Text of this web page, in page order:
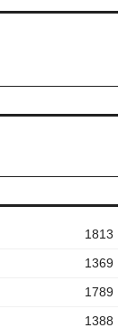
1813
1369
1789
1388